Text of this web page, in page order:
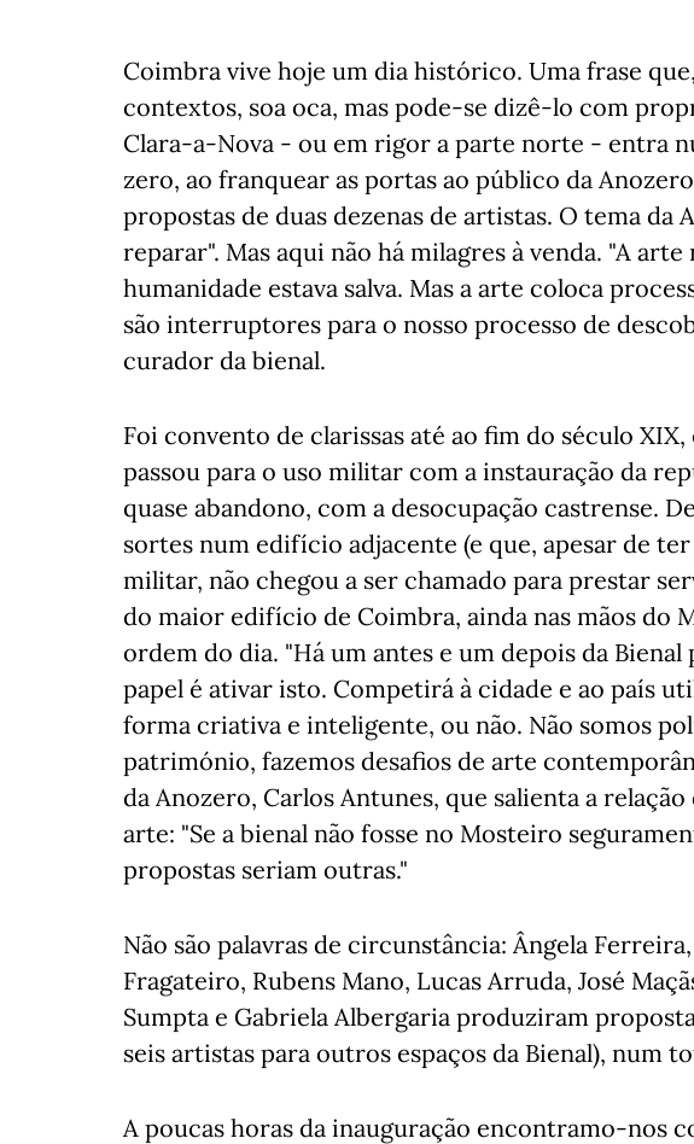
Coimbra vive hoje um dia histórico. Uma frase
contextos, soa oca, mas pode-se dizê-lo com
Clara-a-Nova - ou em rigor a parte norte - entra
zero, ao franquear as portas ao público da
propostas de duas dezenas de artistas. O tema da
reparar". Mas aqui não há milagres à venda. "A arte
humanidade estava salva. Mas a arte coloca
são interruptores para o nosso processo de
curador da bienal.
Foi convento de clarissas até ao fim do século
passou para o uso militar com a instauração da
quase abandono, com a desocupação castrense.
sortes num edifício adjacente (e que, apesar de
militar, não chegou a ser chamado para prestar
do maior edifício de Coimbra, ainda nas mãos do
ordem do dia. "Há um antes e um depois da
papel é ativar isto. Competirá à cidade e ao país
forma criativa e inteligente, ou não. Não somos
património, fazemos desafios de arte
da Anozero, Carlos Antunes, que salienta a
arte: "Se a bienal não fosse no Mosteiro
propostas seriam outras."
Não são palavras de circunstância: Ângela
Fragateiro, Rubens Mano, Lucas Arruda, José
Sumpta e Gabriela Albergaria produziram
seis artistas para outros espaços da Bienal), num
A poucas horas da inauguração encontramo-nos